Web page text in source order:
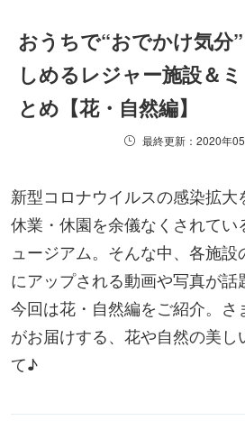
おうちで“おでかけ気分
しめるレジャー施設＆
とめ【花・自然編】
最終更新：2020年
新型コロナウイルスの感染拡
休業・休園を余儀なくされてい
ュージアム。そんな中、各施
にアップされる動画や写真が話
今回は花・自然編をご紹介。さ
がお届けする、花や自然の美
て♪